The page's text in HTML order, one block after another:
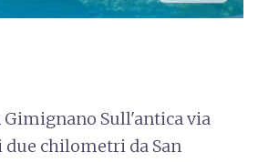
Sull'antica via
due chilometri da San